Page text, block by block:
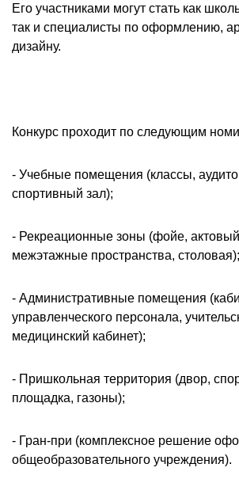
Его участниками могут стать как
так и специалисты по оформлению,
дизайну.
Конкурс проходит по следующим
- Учебные помещения (классы,
спортивный зал);
- Рекреационные зоны (фойе,
межэтажные пространства, столовая);
- Административные помещения
управленческого персонала,
медицинский кабинет);
- Пришкольная территория (двор,
площадка, газоны);
- Гран-при (комплексное решение
общеобразовательного учреждения).